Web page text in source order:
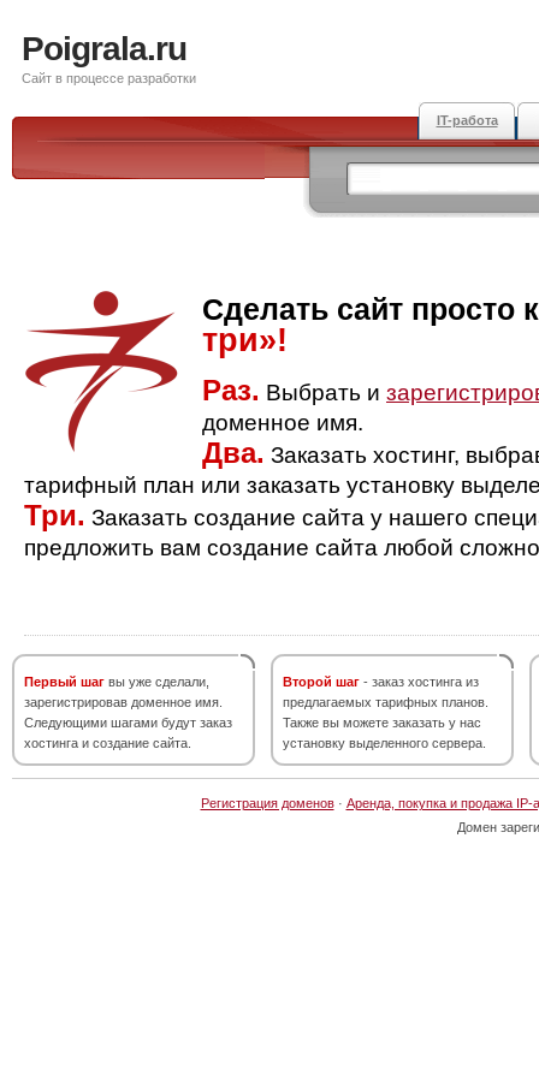
Poigrala.ru
Сайт в процессе разработки
IT-работа
Сделать сайт просто
три»!
Раз. Выбрать и
доменное имя.
Два. Заказать хостинг,
тарифный план или заказать установку
Три. Заказать создание сайта у нашего
предложить вам создание сайта любой
Первый шаг вы уже сделали,
зарегистрировав доменное имя.
Следующими шагами будут заказ
хостинга и создание сайта.
Второй шаг - заказ хостинга из
предлагаемых тарифных планов.
Также вы можете заказать у нас
установку выделенного сервера.
Регистрация доменов· Аренда, покупка и продажа IP-
Домен